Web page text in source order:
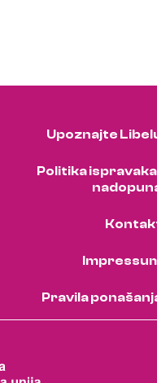
Upoznajte
Politika ispravaka
Pravila